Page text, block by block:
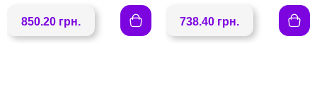
850.20 грн. 738.40 грн.